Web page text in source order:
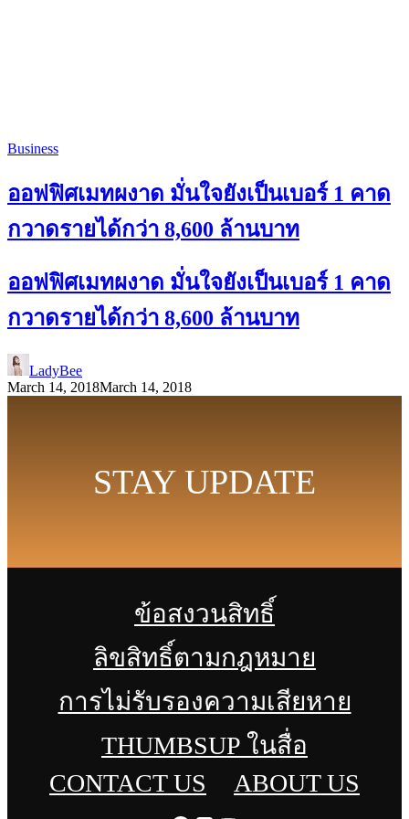
Business
ออฟฟิศเมทผงาด มั่นใจยังเป็นเบอร์ 1 คาด
กวาดรายได้กว่า 8,600 ล้านบาท
ออฟฟิศเมทผงาด มั่นใจยังเป็นเบอร์ 1 คาด
กวาดรายได้กว่า 8,600 ล้านบาท
LadyBee
March 14, 2018March 14, 2018
STAY UPDATE
ข้อสงวนสิทธิ์
ลิขสิทธิ์ตามกฎหมาย
การไม่รับรองความเสียหาย
THUMBSUP ในสื่อ
CONTACT US
ABOUT US